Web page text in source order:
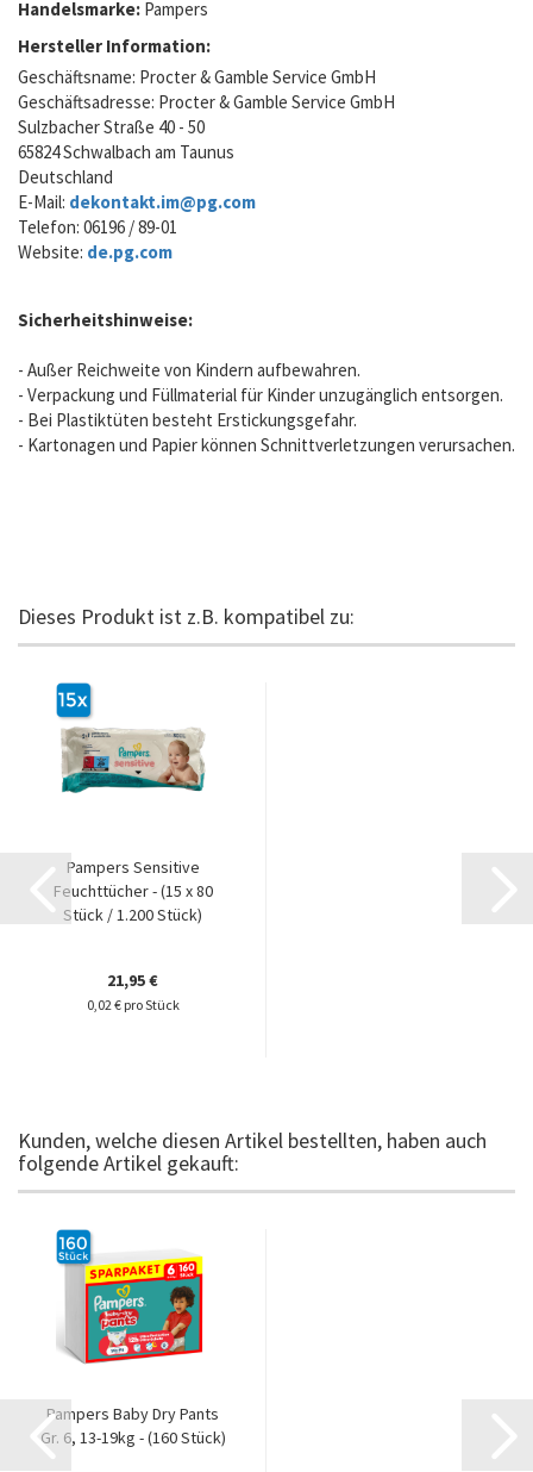
Handelsmarke: Pampers
Hersteller Information:
Geschäftsname: Procter & Gamble Service GmbH
Geschäftsadresse: Procter & Gamble Service GmbH
Sulzbacher Straße 40 - 50
65824 Schwalbach am Taunus
Deutschland
E-Mail: dekontakt.im@pg.com
Telefon: 06196 / 89-01
Website: de.pg.com
Sicherheitshinweise:
- Außer Reichweite von Kindern aufbewahren.
- Verpackung und Füllmaterial für Kinder unzugänglich entsorgen.
- Bei Plastiktüten besteht Erstickungsgefahr.
- Kartonagen und Papier können Schnittverletzungen verursachen.
Dieses Produkt ist z.B. kompatibel zu:
Pampers Sensitive
Feuchttücher - (15 x 80
Stück / 1.200 Stück)
21,95 €
0,02 € pro Stück
Kunden, welche diesen Artikel bestellten, haben auch
folgende Artikel gekauft:
Pampers Baby Dry Pants
Gr. 6, 13-19kg - (160 Stück)